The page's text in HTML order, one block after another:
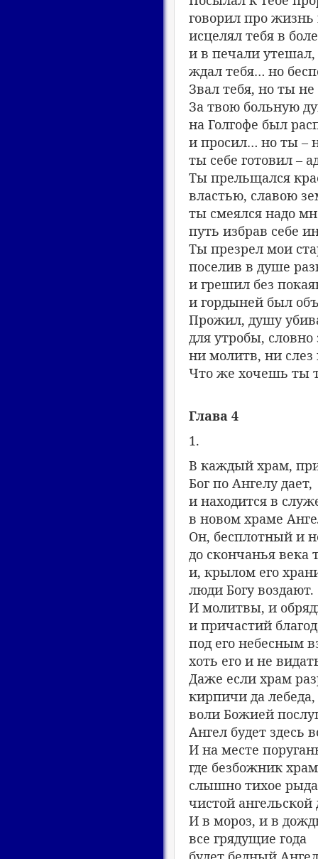
говорил про
исцелял тебя в
и в печали утешал,
ждал тебя… но
Звал тебя, но ты
За твою больную
на Голгофе был
и просил… но ты –
ты себе готовил –
Ты прельщался
властью, славою
ты смеялся надо
путь избрав себе
Ты презрел мои
поселив в душе
и грешил без
и гордыней был
Прожил, душу
для утробы, словно
ни молитв, ни слез
Что же хочешь ты
Глава 4
1.
В каждый храм,
Бог по Ангелу дает,
и находится в
в новом храме
Он, бесплотный и
до скончанья века
и, крылом его
люди Богу воздают.
И молитвы, и
и причастий
под его небесным
хоть его и не
Даже если храм
кирпичи да лебеда,
воли Божией
Ангел будет здесь
И на месте
где безбожник
слышно тихое
чистой
И в мороз, и в
все грядущие года